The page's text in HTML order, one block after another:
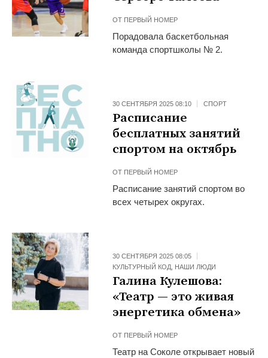
ОТ ПЕРВЫЙ НОМЕР
Порадовала баскетбольная
команда спортшколы № 2.
30 СЕНТЯБРЯ 2025 08:10 СПОРТ
Расписание
бесплатных занятий
спортом на октябрь
ОТ ПЕРВЫЙ НОМЕР
Расписание занятий спортом во
всех четырех округах.
30 СЕНТЯБРЯ 2025 08:05
КУЛЬТУРНЫЙ КОД, НАШИ ЛЮДИ
Галина Кулешова:
«Театр — это живая
энергетика обмена»
ОТ ПЕРВЫЙ НОМЕР
Театр на Соколе открывает новый